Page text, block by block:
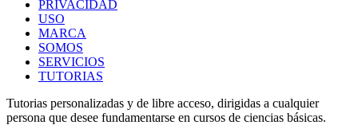
PRIVACIDAD
USO
MARCA
SOMOS
SERVICIOS
TUTORIAS
Tutorias personalizadas y de libre acceso, dirigidas a cualquier
persona que desee fundamentarse en cursos de ciencias básicas.